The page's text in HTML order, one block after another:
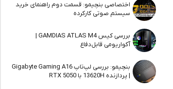
اختصاصی بنچیمو: قسمت دوم راهنمای خرید
سیستم صوتی کارکرده
بررسی کیس GAMDIAS ATLAS M4 |
آکواریومی قابل‌دفاع
بنچیمو: بررسی لپ‌تاپ Gigabyte Gaming A16
| پردازنده 13620H با RTX 5050